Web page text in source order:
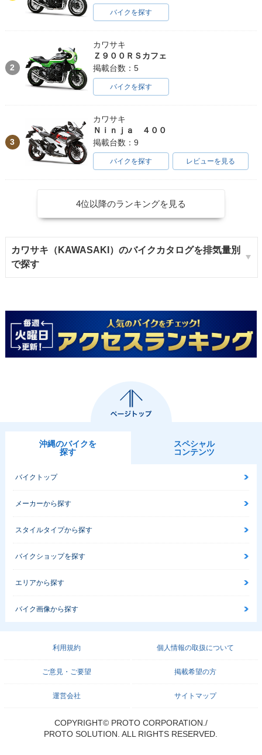
バイクを探す
2
カワサキ
Ｚ９００ＲＳカフェ
掲載台数：5
バイクを探す
3
カワサキ
Ｎｉｎｊａ ４００
掲載台数：9
バイクを探す レビューを見る
4位以降のランキングを見る
カワサキ（KAWASAKI）のバイクカタログを排気量別
で探す
沖縄のバイクを
探す
スペシャル
コンテンツ
バイクトップ
メーカーから探す
スタイルタイプから探す
バイクショップを探す
エリアから探す
バイク画像から探す
利用規約 個人情報の取扱について
ご意見・ご要望 掲載希望の方
運営会社 サイトマップ
COPYRIGHT© PROTO CORPORATION./
PROTO SOLUTION. ALL RIGHTS RESERVED.